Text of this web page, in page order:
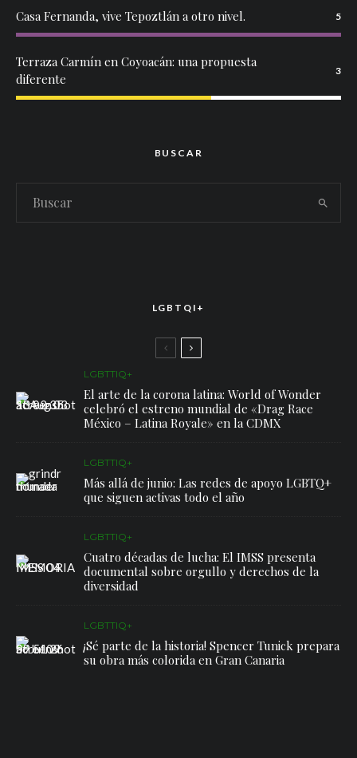
Casa Fernanda, vive Tepoztlán a otro nivel. 5
Terraza Carmín en Coyoacán: una propuesta
diferente
3
BUSCAR
LGBTQI+
LGBTTIQ+
El arte de la corona latina: World of Wonder
celebró el estreno mundial de «Drag Race
México – Latina Royale» en la CDMX
LGBTTIQ+
Más allá de junio: Las redes de apoyo LGBTQ+
que siguen activas todo el año
LGBTTIQ+
Cuatro décadas de lucha: El IMSS presenta
documental sobre orgullo y derechos de la
diversidad
LGBTTIQ+
¡Sé parte de la historia! Spencer Tunick prepara
su obra más colorida en Gran Canaria